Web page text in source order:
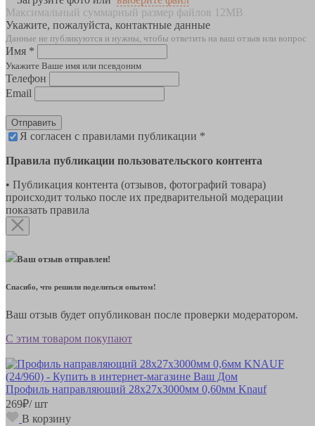
Максимальный суммарный размер файлов 12MB
Укажите, пожалуйста, контактные данные
Данные не публикуются и нужны, чтобы ответить на ваш отзыв или вопрос
Имя *
Укажите Ваше имя или псевдоним
Телефон
Email
Отправить
Я согласен с правилами публикации *
Правила публикации пользовательского контента
• Публикация контента (отзывов, фотографий товара)
происходит только после их предварительной модерации
показать правила
Ваш отзыв отправлен!
Спасибо, что решили поделиться опытом!
Ваш отзыв будет опубликован после проверки модератором.
С этим товаром покупают
Профиль направляющий 28х27х3000мм 0,60мм Knauf
269₽/ шт
В корзину